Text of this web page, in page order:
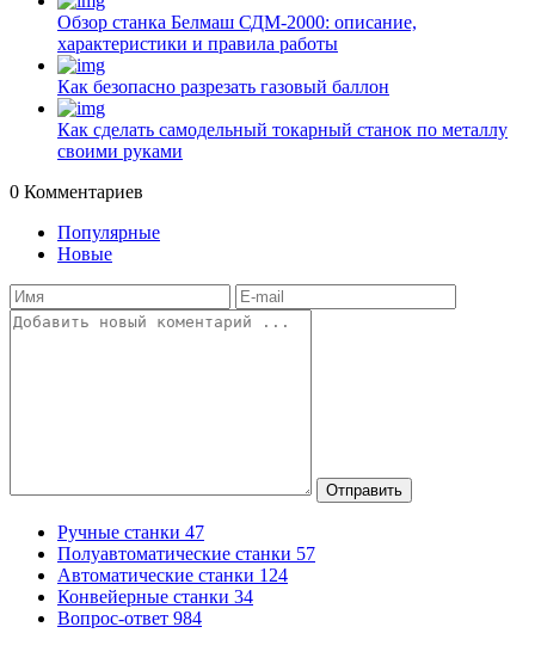
Обзор станка Белмаш СДМ-2000: описание,
характеристики и правила работы
Как безопасно разрезать газовый баллон
Как сделать самодельный токарный станок по металлу
своими руками
0 Комментариев
Популярные
Новые
Отправить
Ручные станки 47
Полуавтоматические станки 57
Автоматические станки 124
Конвейерные станки 34
Вопрос-ответ 984